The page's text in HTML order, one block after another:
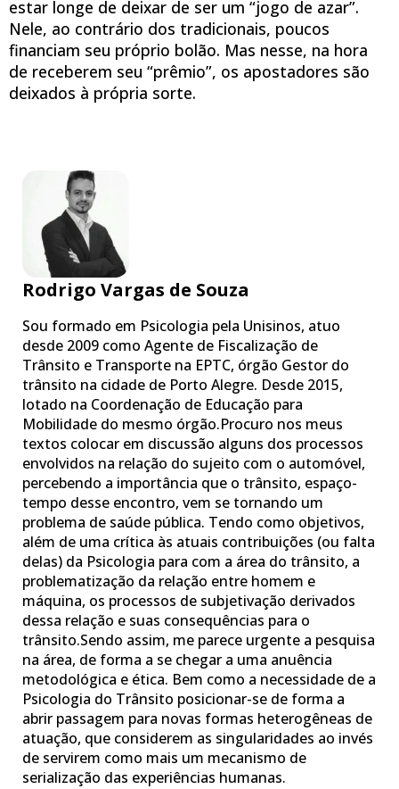
estar longe de deixar de ser um “jogo de azar”.
Nele, ao contrário dos tradicionais, poucos
financiam seu próprio bolão. Mas nesse, na hora
de receberem seu “prêmio”, os apostadores são
deixados à própria sorte.
Rodrigo Vargas de Souza
Sou formado em Psicologia pela Unisinos, atuo
desde 2009 como Agente de Fiscalização de
Trânsito e Transporte na EPTC, órgão Gestor do
trânsito na cidade de Porto Alegre. Desde 2015,
lotado na Coordenação de Educação para
Mobilidade do mesmo órgão.Procuro nos meus
textos colocar em discussão alguns dos processos
envolvidos na relação do sujeito com o automóvel,
percebendo a importância que o trânsito, espaço-
tempo desse encontro, vem se tornando um
problema de saúde pública. Tendo como objetivos,
além de uma crítica às atuais contribuições (ou falta
delas) da Psicologia para com a área do trânsito, a
problematização da relação entre homem e
máquina, os processos de subjetivação derivados
dessa relação e suas consequências para o
trânsito.Sendo assim, me parece urgente a pesquisa
na área, de forma a se chegar a uma anuência
metodológica e ética. Bem como a necessidade de a
Psicologia do Trânsito posicionar-se de forma a
abrir passagem para novas formas heterogêneas de
atuação, que considerem as singularidades ao invés
de servirem como mais um mecanismo de
serialização das experiências humanas.